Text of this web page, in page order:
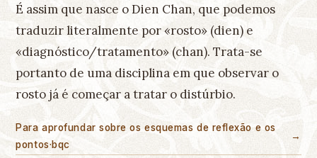
É assim que nasce o Dien Chan, que podemos
traduzir literalmente por «rosto» (dien) e
«diagnóstico/tratamento» (chan). Trata-se
portanto de uma disciplina em que observar o
rosto já é começar a tratar o distúrbio.
Para aprofundar sobre os esquemas de reflexão e os
pontos·bqc
→